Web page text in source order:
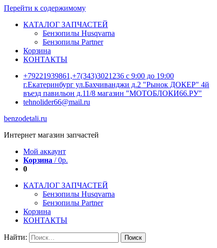
Перейти к содержимому
КАТАЛОГ ЗАПЧАСТЕЙ
Бензопилы Husqvarna
Бензопилы Partner
Корзина
КОНТАКТЫ
+79221939861,+7(343)3021236 с 9:00 до 19:00
г.Екатеринбург ул.Бахчиванджи д.2 "Рынок ДОКЕР" 4й
въезд павильон д.11/8 магазин "МОТОБЛОКИ66.РУ"
tehnolider66@mail.ru
benzodetali.ru
Интернет магазин запчастей
Мой аккаунт
Корзина /0р.
0
КАТАЛОГ ЗАПЧАСТЕЙ
Бензопилы Husqvarna
Бензопилы Partner
Корзина
КОНТАКТЫ
Найти: